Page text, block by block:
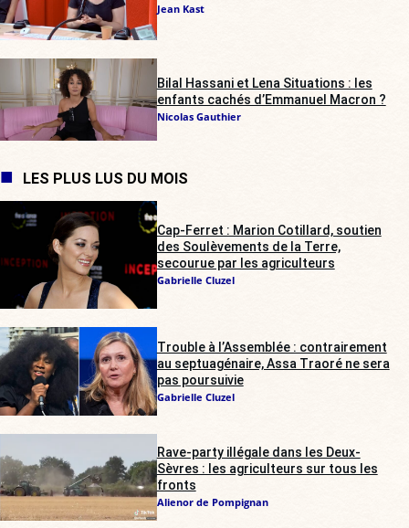
Jean Kast
Bilal Hassani et Lena Situations : les
enfants cachés d’Emmanuel Macron ?
Nicolas Gauthier
LES PLUS LUS DU MOIS
Cap-Ferret : Marion Cotillard, soutien
des Soulèvements de la Terre,
secourue par les agriculteurs
Gabrielle Cluzel
Trouble à l’Assemblée : contrairement
au septuagénaire, Assa Traoré ne sera
pas poursuivie
Gabrielle Cluzel
Rave-party illégale dans les Deux-
Sèvres : les agriculteurs sur tous les
fronts
Alienor de Pompignan